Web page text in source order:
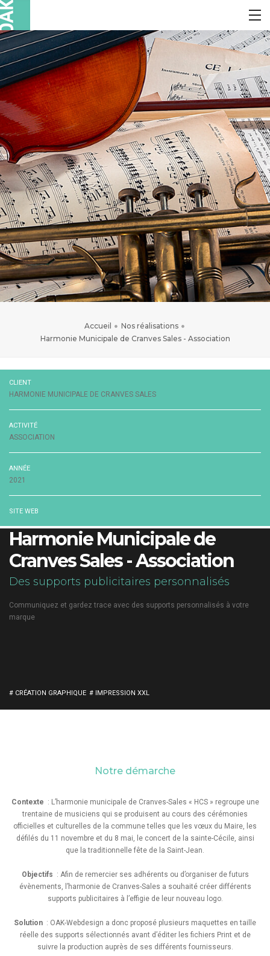
Accueil
Nos réalisations
Harmonie Municipale de Cranves Sales - Association
CLIENT
HARMONIE MUNICIPALE DE CRANVES SALES
ACTIVITÉ
ASSOCIATION
ANNÉE
2021
SITE WEB
Harmonie Municipale de
Cranves Sales - Association
Des supports publicitaires personnalisés
Communiquez et gardez trace avec des supports personnalisés à votre
marque
# CRÉATION GRAPHIQUE # IMPRESSION XXL
Notre démarche
Contexte : L’harmonie municipale de Cranves-Sales « HCS » regroupe une
trentaine de musiciens qui se produisent au cours des cérémonies
officielles et culturelles de la commune telles que les vœux du Maire, les
défilés du 11 novembre et du 8 mai, le concert de la sainte-Cécile, ainsi
que la traditionnelle fête de la Saint-Jean.
Objectifs : Afin de remercier ses adhérents ou d’organiser de futurs
évènements, l’harmonie de Cranves-Sales a souhaité créer différents
supports publicitaires à l’effigie de leur nouveau logo.
Solution : OAK-Webdesign a donc proposé plusieurs maquettes en taille
réelle des supports sélectionnés avant d’éditer les fichiers Print et de
suivre la production auprès de ses différents fournisseurs.